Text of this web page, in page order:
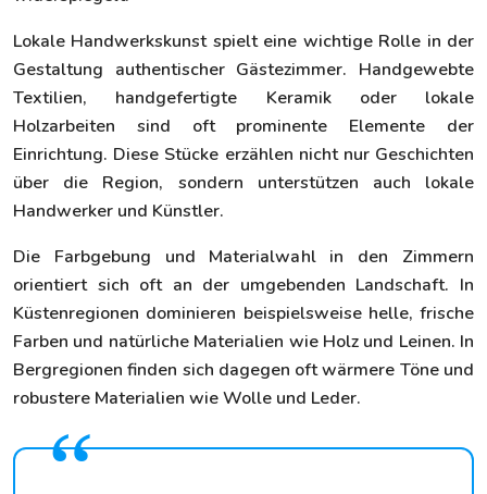
Lokale Handwerkskunst spielt eine wichtige Rolle in der
Gestaltung authentischer Gästezimmer. Handgewebte
Textilien, handgefertigte Keramik oder lokale
Holzarbeiten sind oft prominente Elemente der
Einrichtung. Diese Stücke erzählen nicht nur Geschichten
über die Region, sondern unterstützen auch lokale
Handwerker und Künstler.
Die Farbgebung und Materialwahl in den Zimmern
orientiert sich oft an der umgebenden Landschaft. In
Küstenregionen dominieren beispielsweise helle, frische
Farben und natürliche Materialien wie Holz und Leinen. In
Bergregionen finden sich dagegen oft wärmere Töne und
robustere Materialien wie Wolle und Leder.